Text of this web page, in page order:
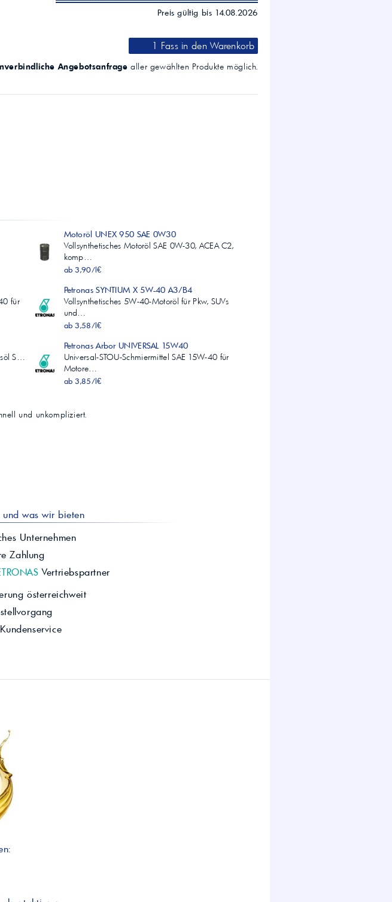
Preis gültig bis 14.08.2026
1 Fassin den Warenkorb
Angebotsanfrage aller gewählten Produkte möglich.
Motoröl UNEX 950 SAE 0W30
Vollsynthetisches Motoröl SAE 0W-30, ACEA C2,
komp…
ab 3,90/l€
für
Petronas SYNTIUM X 5W-40 A3/B4
Vollsynthetisches 5W-40-Motoröl für Pkw, SUVs
und…
ab 3,58/l€
S…
Petronas Arbor UNIVERSAL 15W40
Universal-STOU-Schmiermittel SAE 15W-40 für
Motore…
ab 3,85/l€
und unkompliziert.
was wir bieten
Unternehmen
Zahlung
Vertriebspartner
österreichweit